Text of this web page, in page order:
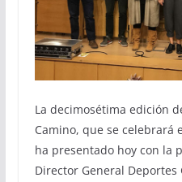
La decimosétima edición
Camino, que se celebrará
ha presentado hoy con la
Director General Deportes